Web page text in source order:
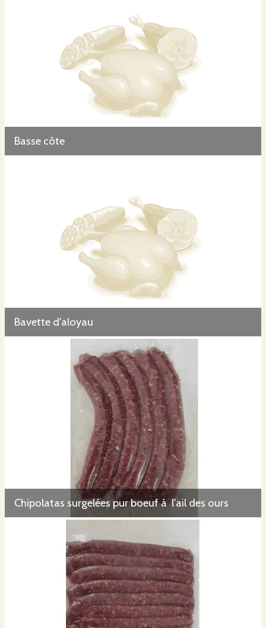
Les demi-agneaux ou agneau complet sont découpés par un boucher professionnel dans
un laboratoire de découpe situé à Suriauville. La viande est directement mise sous-vide.
Basse côte
Bavette d'aloyau
Chipolatas surgelées pur boeuf à l'ail des ours